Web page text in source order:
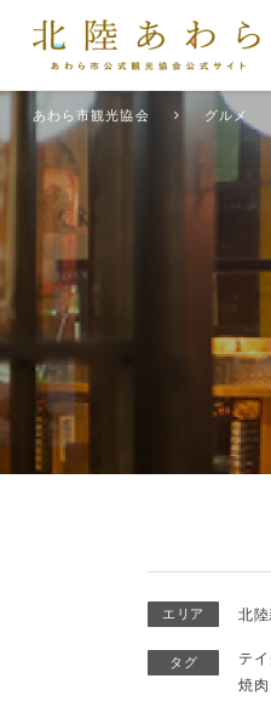
あわら市観光協会 グルメ
エリア 北
タグ テ
焼肉